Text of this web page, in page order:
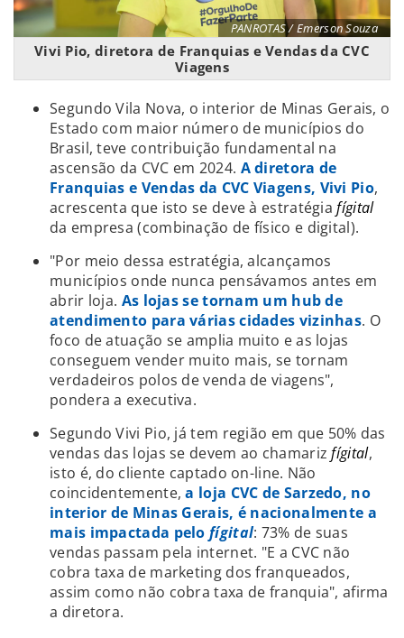
PANROTAS / Emerson Souza
Vivi Pio, diretora de Franquias e Vendas da CVC
Viagens
Segundo Vila Nova, o interior de Minas Gerais, o
Estado com maior número de municípios do
Brasil, teve contribuição fundamental na
ascensão da CVC em 2024. A diretora de
Franquias e Vendas da CVC Viagens, Vivi Pio,
acrescenta que isto se deve à estratégiafígital
da empresa (combinação de físico e digital).
"Por meio dessa estratégia, alcançamos
municípios onde nunca pensávamos antes em
abrir loja. As lojas se tornam um hub de
atendimento para várias cidades vizinhas. O
foco de atuação se amplia muito e as lojas
conseguem vender muito mais, se tornam
verdadeiros polos de venda de viagens",
pondera a executiva.
Segundo Vivi Pio, já tem região em que 50% das
vendas das lojas se devem ao chamarizfígital,
isto é, do cliente captado on-line. Não
coincidentemente,a loja CVC de Sarzedo, no
interior de Minas Gerais, é nacionalmente a
mais impactada pelofígital: 73% de suas
vendas passam pela internet. "E a CVC não
cobra taxa de marketing dos franqueados,
assim como não cobra taxa de franquia", afirma
a diretora.